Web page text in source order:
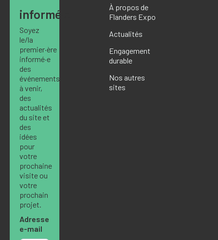
informé·e
Soyez
le/la
premier·ère
informé·e
des
événements
à venir,
des
actualités
du site et
des
idées
pour
votre
prochaine
visite ou
votre
prochain
projet.
Adresse
e-mail
À propos de
Flanders Expo
Actualités
Engagement
durable
Nos autres
sites